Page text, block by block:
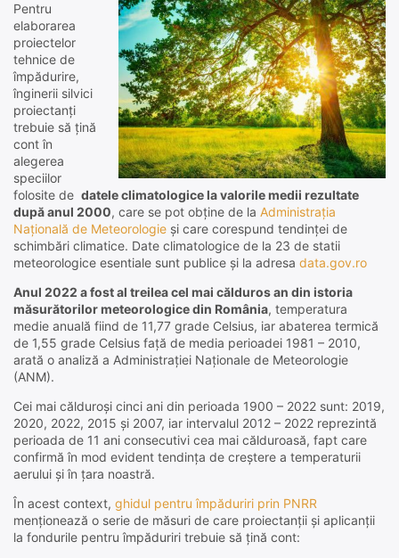
Pentru
elaborarea
proiectelor
tehnice de
împădurire,
înginerii silvici
proiectanți
trebuie să țină
cont în
alegerea
speciilor
folosite de datele climatologice la valorile medii rezultate
după anul 2000, care se pot obține de la Administrația
Națională de Meteorologie și care corespund tendinței de
schimbări climatice. Date climatologice de la 23 de statii
meteorologice esentiale sunt publice și la adresa data.gov.ro
Anul 2022 a fost al treilea cel mai călduros an din istoria
măsurătorilor meteorologice din România, temperatura
medie anuală fiind de 11,77 grade Celsius, iar abaterea termică
de 1,55 grade Celsius faţă de media perioadei 1981 – 2010,
arată o analiză a Administraţiei Naţionale de Meteorologie
(ANM).
Cei mai călduroşi cinci ani din perioada 1900 – 2022 sunt: 2019,
2020, 2022, 2015 şi 2007, iar intervalul 2012 – 2022 reprezintă
perioada de 11 ani consecutivi cea mai călduroasă, fapt care
confirmă în mod evident tendinţa de creştere a temperaturii
aerului şi în ţara noastră.
În acest context, ghidul pentru împăduriri prin PNRR
menționează o serie de măsuri de care proiectanții și aplicanții
la fondurile pentru împăduriri trebuie să țină cont: